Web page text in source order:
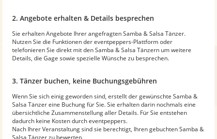
2. Angebote erhalten & Details besprechen
Sie erhalten Angebote Ihrer angefragten Samba & Salsa Tänzer.
Nutzen Sie die Funktionen der eventpeppers-Plattform oder
telefonieren Sie direkt mit den Samba & Salsa Tänzern um weitere
Details, die Gage sowie spezielle Wünsche zu besprechen.
3. Tänzer buchen, keine Buchungsgebühren
Wenn Sie sich einig geworden sind, erstellt der gewünschte Samba &
Salsa Tänzer eine Buchung für Sie. Sie erhalten darin nochmals eine
übersichtliche Zusammenstellung aller Details. Für Sie entstehen
dadurch keine Kosten durch eventpeppers.
Nach Ihrer Veranstaltung sind sie berechtigt, Ihren gebuchten Samba &
Salsa Tänzer zu bewerten.